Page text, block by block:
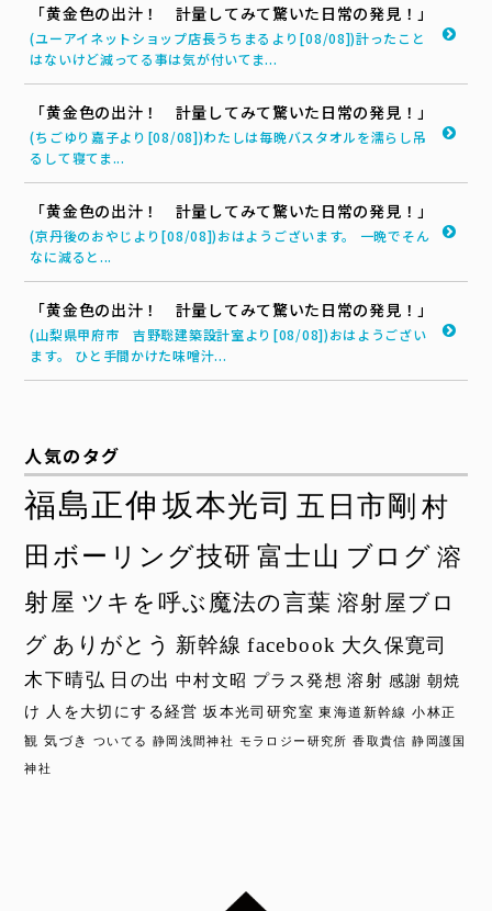
「黄金色の出汁！ 計量してみて驚いた日常の発見！」
(ユーアイネットショップ店長うちまるより[08/08])計ったこと
はないけど減ってる事は気が付いてま...
「黄金色の出汁！ 計量してみて驚いた日常の発見！」
(ちごゆり嘉子より[08/08])わたしは毎晩バスタオルを濡らし吊
るして寝てま...
「黄金色の出汁！ 計量してみて驚いた日常の発見！」
(京丹後のおやじより[08/08])おはようございます。 一晩でそん
なに減ると...
「黄金色の出汁！ 計量してみて驚いた日常の発見！」
(山梨県甲府市 吉野聡建築設計室より[08/08])おはようござい
ます。 ひと手間かけた味噌汁...
人気のタグ
福島正伸 坂本光司 五日市剛 村
田ボーリング技研 富士山 ブログ 溶
射屋 ツキを呼ぶ魔法の言葉 溶射屋ブロ
グ ありがとう 新幹線 facebook 大久保寛司
木下晴弘 日の出 中村文昭 プラス発想 溶射 感謝 朝焼
け
人を大切にする経営 坂本光司研究室 東海道新幹線 小林正
観 気づき ついてる 静岡浅間神社 モラロジー研究所 香取貴信 静岡護国
神社